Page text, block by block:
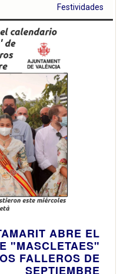
Festividades
ABRE EL
"MASCLETAES"
FALLEROS DE
SEPTIEMBRE